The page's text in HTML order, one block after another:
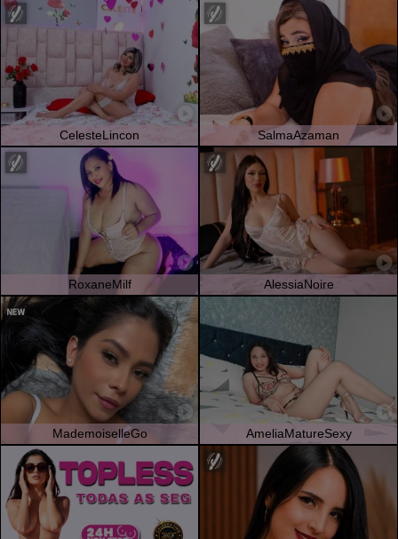
CelesteLincon SalmaAzaman
RoxaneMilf AlessiaNoire
MademoiselleGo AmeliaMatureSexy